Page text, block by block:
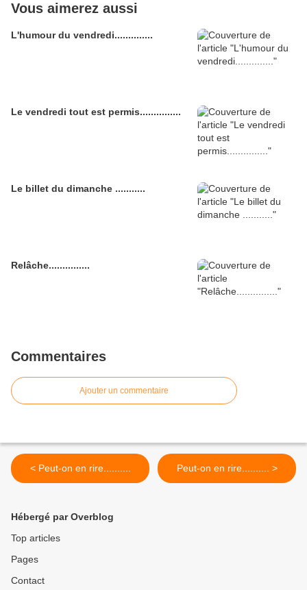
Vous aimerez aussi
L'humour du vendredi..............
Le vendredi tout est permis...............
Le billet du dimanche ...........
Relâche...............
Commentaires
Ajouter un commentaire
< Peut-on en rire.......... Peut-on en rire.......... >
Hébergé par Overblog
Top articles
Pages
Contact